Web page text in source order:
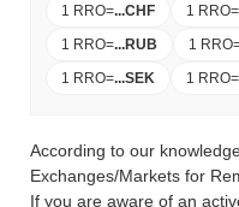
1 RRO=...CHF 1 RRO=
1 RRO=...RUB 1 RRO
1 RRO=...SEK 1 RRO=
According to our
Exchanges/Markets for
If you are aware of an